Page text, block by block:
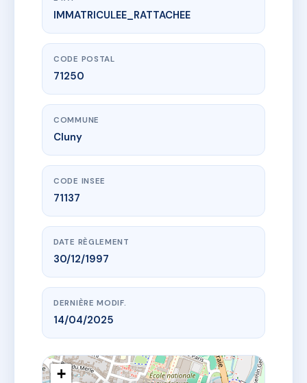
www.vme.plus/AF0756064
SDC 8 RUE DES RAVATTES
8 r des ravattes
IMMATRICULEE_RATTACHEE
CODE POSTAL
71250
COMMUNE
Cluny
CODE INSEE
71137
DATE RÈGLEMENT
30/12/1997
DERNIÈRE MODIF.
14/04/2025
+